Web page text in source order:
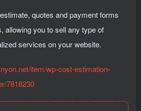
quotes and payment forms
allowing you to sell any type of
services on your website.
item/wp-cost-estimation-
7818230